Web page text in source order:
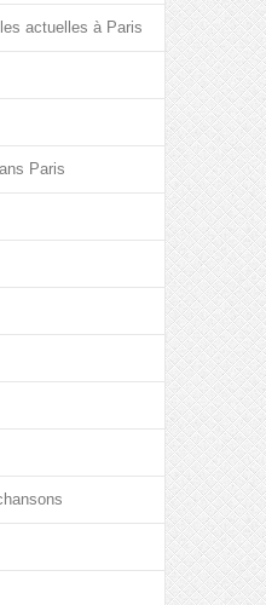
actuelles à Paris
Paris